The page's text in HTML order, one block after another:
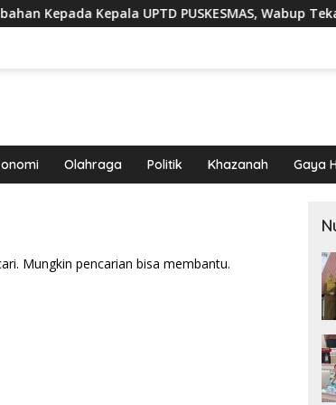
Kepala UPTD PUSKESMAS, Wabup Tekankan
Olahraga Politik Khazanah Gaya
Mungkin pencarian bisa membantu.